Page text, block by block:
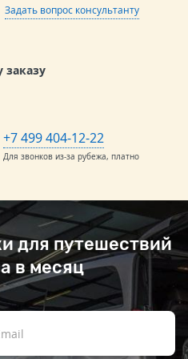
Задать вопрос консультанту
+7 499 404-12-22
Для звонков из-за рубежа, платно
для путешествий
в месяц